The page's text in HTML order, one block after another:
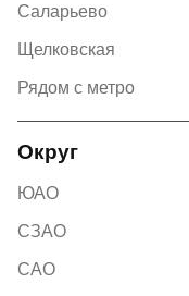
Саларьево
Щелковская
Рядом с метро
Округ
ЮАО
СЗАО
САО